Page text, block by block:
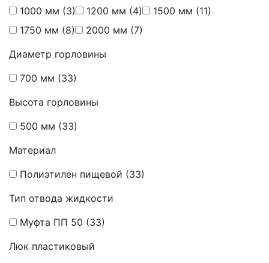
1000 мм (3) 1200 мм (4) 1500 мм (11)
1750 мм (8) 2000 мм (7)
Диаметр горловины
700 мм (33)
Высота горловины
500 мм (33)
Материал
Полиэтилен пищевой (33)
Тип отвода жидкости
Муфта ПП 50 (33)
Люк пластиковый